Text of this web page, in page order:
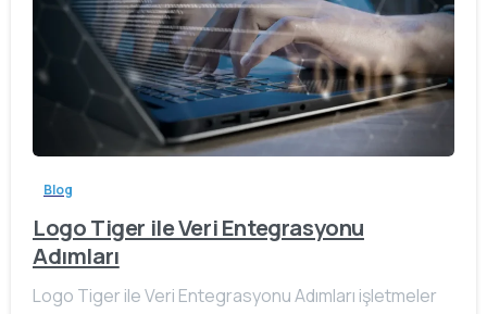
Blog
Logo Tiger ile Veri Entegrasyonu
Adımları
Logo Tiger ile Veri Entegrasyonu Adımları işletmeler